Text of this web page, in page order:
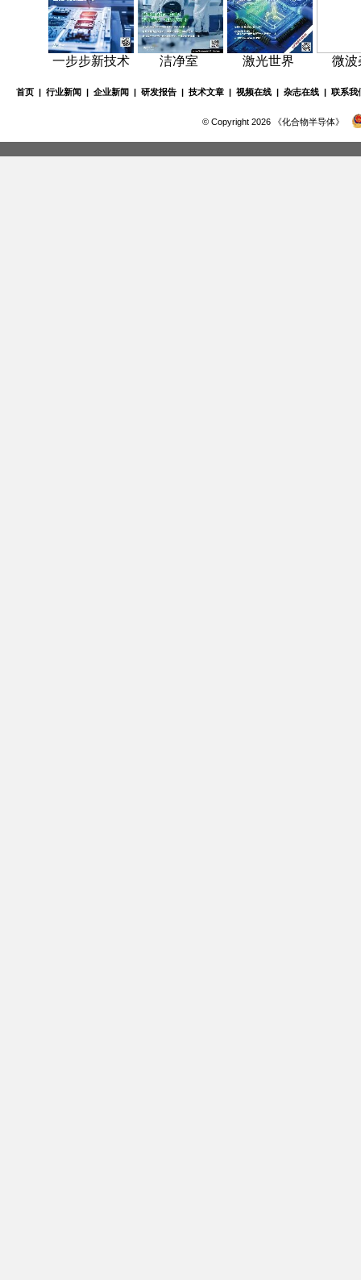
一步步新技术 洁净室 激光世界 微波
首页 | 行业新闻 | 企业新闻 | 研发报告 | 技术文章 | 视频在线 | 杂志在线 | 联系我
© Copyright 2026 《化合物半导体》